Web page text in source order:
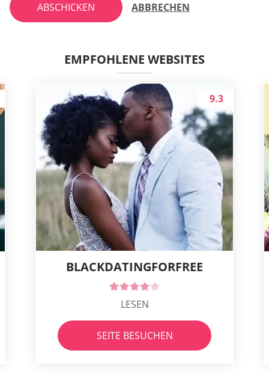
ABSCHICKEN ABBRECHEN
EMPFOHLENE WEBSITES
BLACKDATINGFORFREE
9.3
LESEN
SEITE BESUCHEN